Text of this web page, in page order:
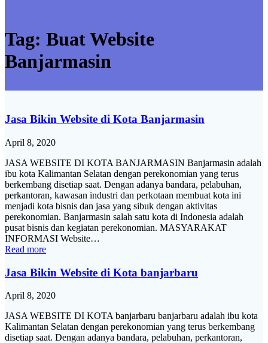
Tag: Buat Website
Banjarmasin
Jasa Bikin Website di Kota Banjarmasin
April 8, 2020
JASA WEBSITE DI KOTA BANJARMASIN Banjarmasin adalah
ibu kota Kalimantan Selatan dengan perekonomian yang terus
berkembang disetiap saat. Dengan adanya bandara, pelabuhan,
perkantoran, kawasan industri dan perkotaan membuat kota ini
menjadi kota bisnis dan jasa yang sibuk dengan aktivitas
perekonomian. Banjarmasin salah satu kota di Indonesia adalah
pusat bisnis dan kegiatan perekonomian. MASYARAKAT
INFORMASI Website…
Read more
Jasa Bikin Website di Kota banjarbaru
April 8, 2020
JASA WEBSITE DI KOTA banjarbaru banjarbaru adalah ibu kota
Kalimantan Selatan dengan perekonomian yang terus berkembang
disetiap saat. Dengan adanya bandara, pelabuhan, perkantoran,